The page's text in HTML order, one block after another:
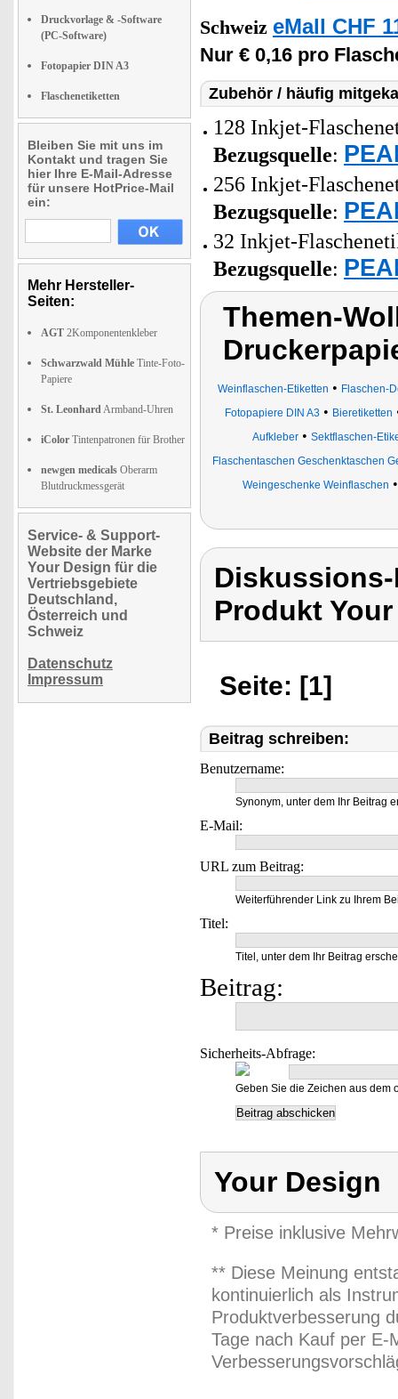
Druckvorlage & -Software
(PC-Software)
Fotopapier DIN A3
Flaschenetiketten
Bleiben Sie mit uns im
Kontakt und tragen Sie
hier Ihre E-Mail-Adresse
für unsere HotPrice-Mail
ein:
Mehr Hersteller-
Seiten:
AGT 2Komponentenkleber
Schwarzwald Mühle Tinte-Foto-
Papiere
St. LeonhardArmband-Uhren
iColor Tintenpatronen für Brother
newgen medicals Oberarm
Blutdruckmessgerät
Service- & Support-
Website der Marke
Your Design für die
Vertriebsgebiete
Deutschland,
Österreich und
Schweiz
Datenschutz
Impressum
Schweiz eMall CHF
Nur € 0,16 pro
Zubehör / häufig
128 Inkjet-
Bezugsquelle:
256 Inkjet-
Bezugsquelle:
32 Inkjet-
Bezugsquelle:
Themen-
Weinflaschen-Etiketten • Flaschen-
Fotopapiere DIN A3 • Bieretiketten
Aufkleber• Sektflaschen-
Flaschentaschen Geschenktaschen
Weingeschenke Weinflaschen
Produkt
Seite: [1]
Beitrag schreiben:
Benutzername:
Synonym, unter dem Ihr Beitrag
E-Mail:
URL zum Beitrag:
Weiterführender Link zu Ihrem
Titel:
Titel, unter dem Ihr Beitrag
Beitrag:
Sicherheits-Abfrage:
Geben Sie die Zeichen aus dem
Your Design
* Preise inklusive
** Diese Meinung
kontinuierlich als
Produktverbesserung
Tage nach Kauf per E-